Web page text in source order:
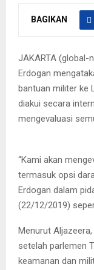
BAGIKAN
JAKARTA (global-
Erdogan
bantuan militer ke
diakui secara
mengevaluasi
“Kami akan
termasuk opsi
Erdogan dalam
(22/12/2019)
Menurut
setelah parlemen
keamanan dan